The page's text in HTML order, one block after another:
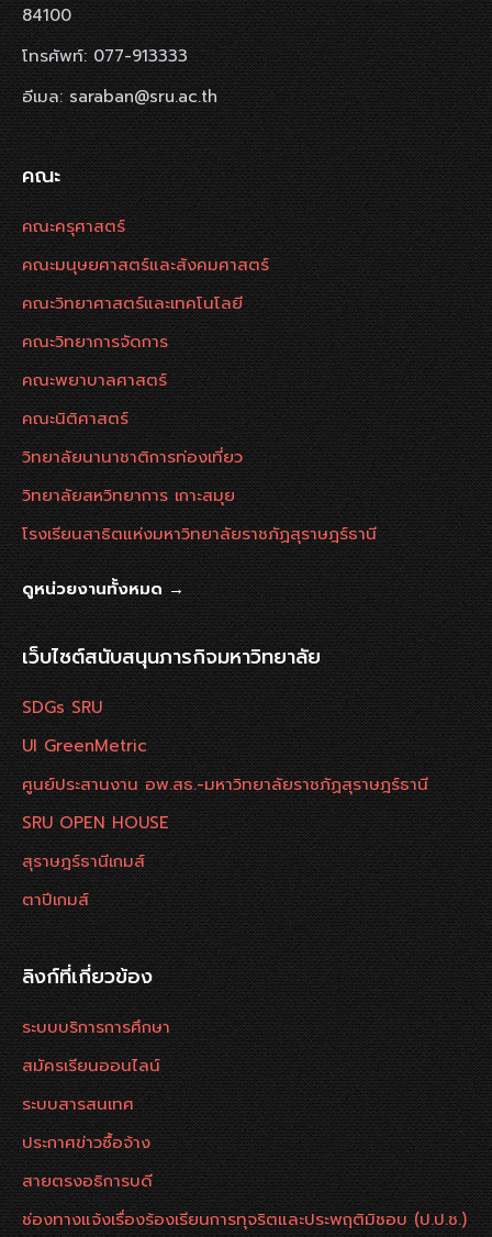
84100
โทรศัพท์: 077-913333
อีเมล: saraban@sru.ac.th
คณะ
คณะครุศาสตร์
คณะมนุษยศาสตร์และสังคมศาสตร์
คณะวิทยาศาสตร์และเทคโนโลยี
คณะวิทยาการจัดการ
คณะพยาบาลศาสตร์
คณะนิติศาสตร์
วิทยาลัยนานาชาติการท่องเที่ยว
วิทยาลัยสหวิทยาการ เกาะสมุย
โรงเรียนสาธิตแห่งมหาวิทยาลัยราชภัฏสุราษฎร์ธานี
ดูหน่วยงานทั้งหมด →
เว็บไซต์สนับสนุนภารกิจมหาวิทยาลัย
SDGs SRU
UI GreenMetric
ศูนย์ประสานงาน อพ.สธ.-มหาวิทยาลัยราชภัฏสุราษฎร์ธานี
SRU OPEN HOUSE
สุราษฎร์ธานีเกมส์
ตาปีเกมส์
ลิงก์ที่เกี่ยวข้อง
ระบบบริการการศึกษา
สมัครเรียนออนไลน์
ระบบสารสนเทศ
ประกาศข่าวซื้อจ้าง
สายตรงอธิการบดี
ช่องทางแจ้งเรื่องร้องเรียนการทุจริตและประพฤติมิชอบ (ป.ป.ช.)